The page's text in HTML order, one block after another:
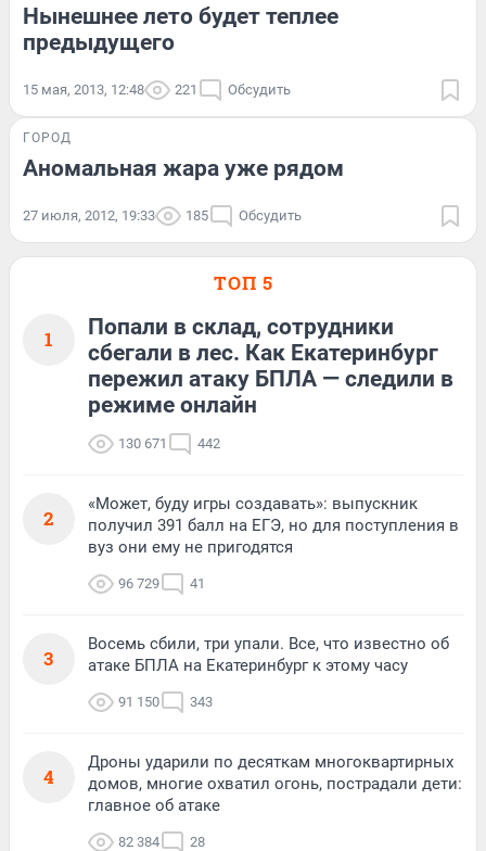
Нынешнее лето будет теплее
предыдущего
15 мая, 2013, 12:48 221 Обсудить
ГОРОД
Аномальная жара уже рядом
27 июля, 2012, 19:33 185 Обсудить
ТОП 5
1
Попали в склад, сотрудники
сбегали в лес. Как Екатеринбург
пережил атаку БПЛА — следили в
режиме онлайн
130 671 442
2
«Может, буду игры создавать»: выпускник
получил 391 балл на ЕГЭ, но для поступления в
вуз они ему не пригодятся
96 729 41
3
Восемь сбили, три упали. Все, что известно об
атаке БПЛА на Екатеринбург к этому часу
91 150 343
4
Дроны ударили по десяткам многоквартирных
домов, многие охватил огонь, пострадали дети:
главное об атаке
82 384 28